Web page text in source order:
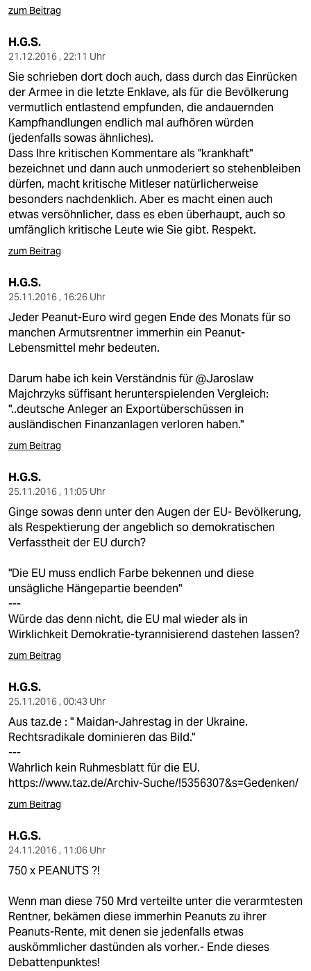
zum Beitrag
H.G.S.
21.12.2016 , 22:11 Uhr
Sie schrieben dort doch auch, dass durch das Einrücken
der Armee in die letzte Enklave, als für die Bevölkerung
vermutlich entlastend empfunden, die andauernden
Kampfhandlungen endlich mal aufhören würden
(jedenfalls sowas ähnliches).
Dass Ihre kritischen Kommentare als "krankhaft"
bezeichnet und dann auch unmoderiert so stehenbleiben
dürfen, macht kritische Mitleser natürlicherweise
besonders nachdenklich. Aber es macht einen auch
etwas versöhnlicher, dass es eben überhaupt, auch so
umfänglich kritische Leute wie Sie gibt. Respekt.
zum Beitrag
H.G.S.
25.11.2016 , 16:26 Uhr
Jeder Peanut-Euro wird gegen Ende des Monats für so
manchen Armutsrentner immerhin ein Peanut-
Lebensmittel mehr bedeuten.
Darum habe ich kein Verständnis für @Jaroslaw
Majchrzyks süffisant herunterspielenden Vergleich:
"..deutsche Anleger an Exportüberschüssen in
ausländischen Finanzanlagen verloren haben."
zum Beitrag
H.G.S.
25.11.2016 , 11:05 Uhr
Ginge sowas denn unter den Augen der EU- Bevölkerung,
als Respektierung der angeblich so demokratischen
Verfasstheit der EU durch?
"Die EU muss endlich Farbe bekennen und diese
unsägliche Hängepartie beenden"
---
Würde das denn nicht, die EU mal wieder als in
Wirklichkeit Demokratie-tyrannisierend dastehen lassen?
zum Beitrag
H.G.S.
25.11.2016 , 00:43 Uhr
Aus taz.de : " Maidan-Jahrestag in der Ukraine.
Rechtsradikale dominieren das Bild."
---
Wahrlich kein Ruhmesblatt für die EU.
https://www.taz.de/Archiv-Suche/!5356307&s=Gedenken/
zum Beitrag
H.G.S.
24.11.2016 , 11:06 Uhr
750 x PEANUTS ?!
Wenn man diese 750 Mrd verteilte unter die verarmtesten
Rentner, bekämen diese immerhin Peanuts zu ihrer
Peanuts-Rente, mit denen sie jedenfalls etwas
auskömmlicher dastünden als vorher.- Ende dieses
Debattenpunktes!